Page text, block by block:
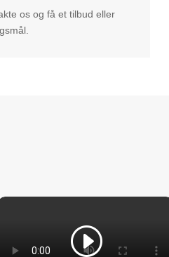
os og få et tilbud eller